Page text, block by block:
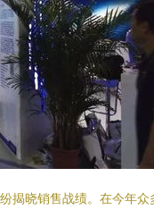
揭晓销售战绩。在今年众